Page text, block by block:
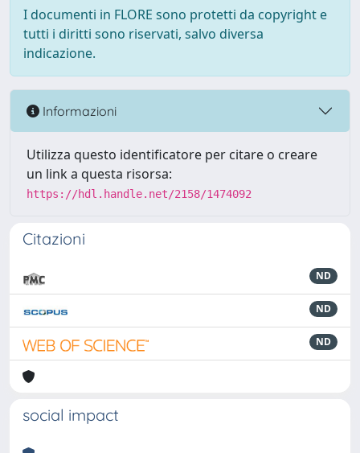
I documenti in FLORE sono protetti da copyright e
tutti i diritti sono riservati, salvo diversa
indicazione.
Informazioni
Utilizza questo identificatore per citare o creare
un link a questa risorsa:
https://hdl.handle.net/2158/1474092
Citazioni
ND
ND
ND
social impact